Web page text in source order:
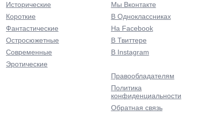
Исторические
Короткие
Фантастические
Остросюжетные
Современные
Эротические
Мы Вконтакте
В Одноклассниках
На Facebook
В Твиттере
В Instagram
Правообладателям
Политика
конфиденциальности
Обратная связь